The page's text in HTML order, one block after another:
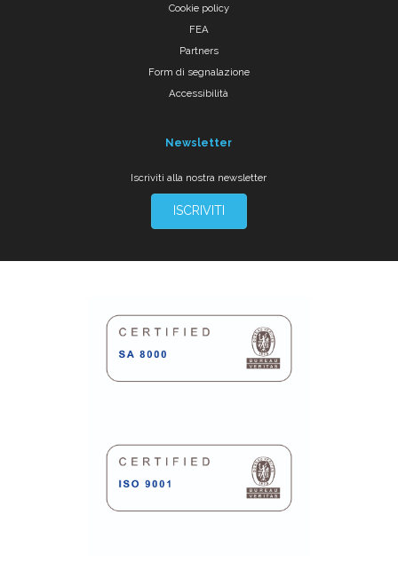
Cookie policy
FEA
Partners
Form di segnalazione
Accessibilità
Newsletter
Iscriviti alla nostra newsletter
ISCRIVITI